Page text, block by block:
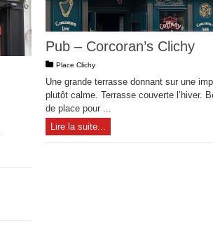
Pub – Corcoran’s Clichy
Place Clichy
Une grande terrasse donnant sur une
plutôt calme. Terrasse couverte l’hiver.
de place pour ...
Lire la suite...